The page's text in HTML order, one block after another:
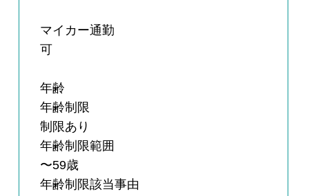
マイカー通勤
可
年齢
年齢制限
制限あり
年齢制限範囲
〜59歳
年齢制限該当事由